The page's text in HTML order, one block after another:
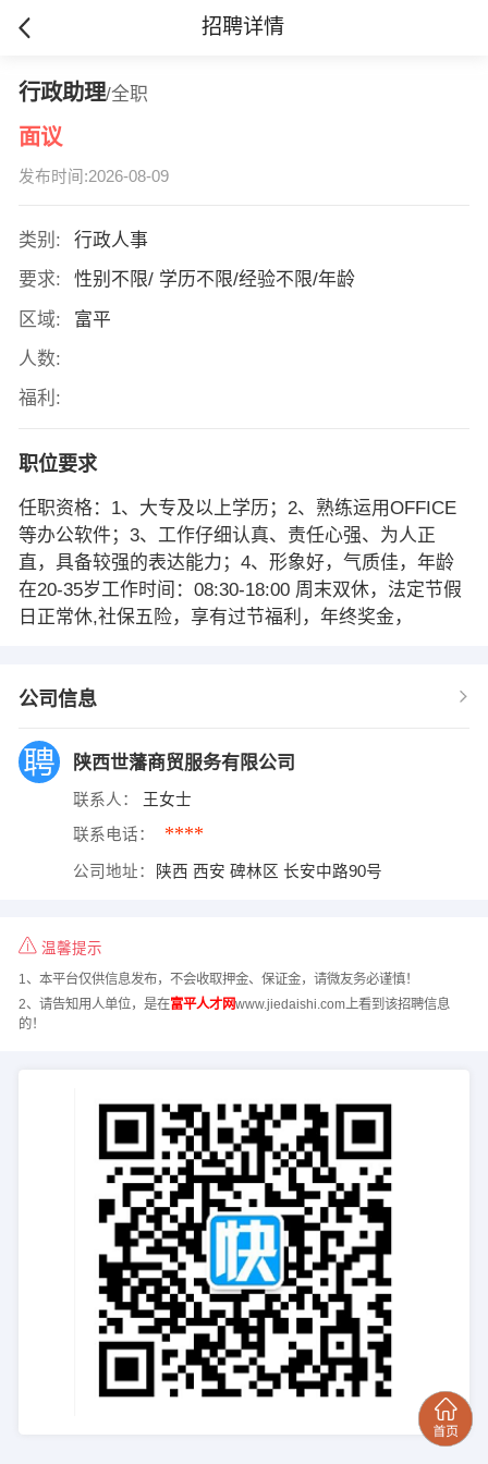
招聘详情
行政助理/全职
面议
发布时间:2026-08-09
类别:
行政人事
要求:
性别不限/ 学历不限/经验不限/年龄
区域:
富平
人数:
福利:
职位要求
任职资格：1、大专及以上学历；2、熟练运用OFFICE
等办公软件；3、工作仔细认真、责任心强、为人正
直，具备较强的表达能力；4、形象好，气质佳，年龄
在20-35岁工作时间：08:30-18:00 周末双休，法定节假
日正常休,社保五险，享有过节福利，年终奖金，
公司信息
陕西世藩商贸服务有限公司
联系人： 王女士
联系电话： ****
公司地址： 陕西 西安 碑林区 长安中路90号
温馨提示
1、本平台仅供信息发布，不会收取押金、保证金，请微友务必谨慎！
2、请告知用人单位，是在富平人才网www.jiedaishi.com上看到该招聘信息
的！